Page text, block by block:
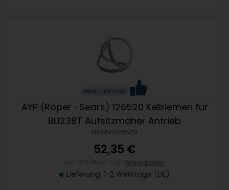
AYP (Roper -Sears) 126520 Keilriemen für
BL1238T Aufsitzmäher Antrieb
HVZAYP126520
52,35 €
Versandkosten
Lieferung: 1-2 Werktage (DE)